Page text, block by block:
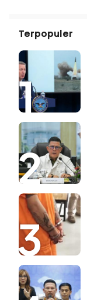
Terpopuler